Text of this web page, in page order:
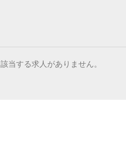
該当する求人がありません。